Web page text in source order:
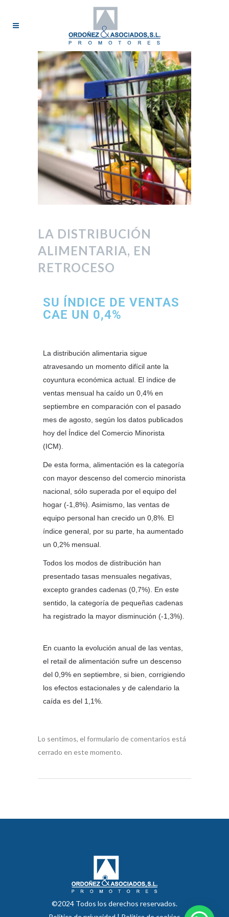
LA DISTRIBUCIÓN
ALIMENTARIA, EN
RETROCESO
SU ÍNDICE DE VENTAS
CAE UN 0,4%
La distribución alimentaria sigue
atravesando un momento difícil ante la
coyuntura económica actual. El índice de
ventas mensual ha caído un 0,4% en
septiembre en comparación con el pasado
mes de agosto, según los datos publicados
hoy del Índice del Comercio Minorista
(ICM).
De esta forma, alimentación es la categoría
con mayor descenso del comercio minorista
nacional, sólo superada por el equipo del
hogar (-1,8%). Asimismo, las ventas de
equipo personal han crecido un 0,8%. El
índice general, por su parte, ha aumentado
un 0,2% mensual.
Todos los modos de distribución han
presentado tasas mensuales negativas,
excepto grandes cadenas (0,7%). En este
sentido, la categoría de pequeñas cadenas
ha registrado la mayor disminución (-1,3%).
En cuanto la evolución anual de las ventas,
el retail de alimentación sufre un descenso
del 0,9% en septiembre, si bien, corrigiendo
los efectos estacionales y de calendario la
caída es del 1,1%.
Lo sentimos, el formulario de comentarios está
cerrado en este momento.
©2024 Todos los derechos reservados.